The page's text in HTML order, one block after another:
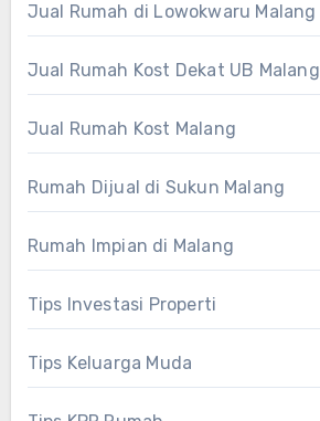
Jual Rumah di Lowokwaru Malang
Jual Rumah Kost Dekat UB Malang
Jual Rumah Kost Malang
Rumah Dijual di Sukun Malang
Rumah Impian di Malang
Tips Investasi Properti
Tips Keluarga Muda